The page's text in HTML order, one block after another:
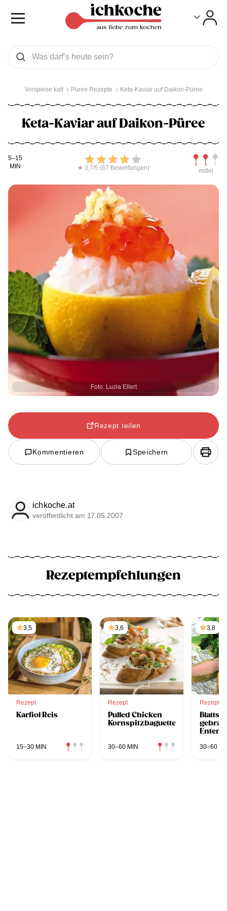
Was wollen Sie suchen
Suchen
Vorspeise kalt Püree Rezepte Keta-Kaviar auf Daikon-Püree
Keta-Kaviar auf Daikon-Püree
Kochdauer
5–15
MIN
Bewerten
★ 3,7/5 (67 Bewertungen) mittel
Foto: Luzia Ellert
Rezept teilen
Kommentieren Speichern
ichkoche.at
veröffentlicht am 17.05.2007
Rezeptempfehlungen
3,5
Rezept
Karfiol Reis
15–30 MIN
3,6
Rezept
Pulled Chicken
Kornspitzbaguette
30–60 MIN
3,8
Rezept
30–60